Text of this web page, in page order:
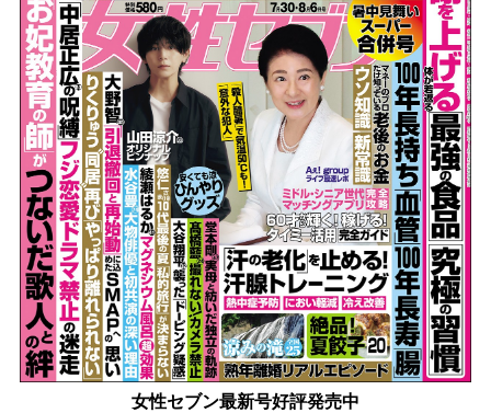
女性セブン最新号好評発売中